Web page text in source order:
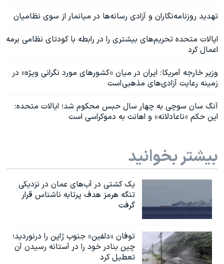
تهدید روزنامه‌نگاران و آزادی رسانه‌ها در میانمار از سوی نظامیان
ایالات متحده تحریم‌‌های بیشتری را در رابطه با کودتای نظامی برمه
اعمال کرد
وزیر خارجه آمریکا: ایران در میان «کشورهای مورد نگرانی ویژه» در
زمینه رعایت آزادی‌های مذهبی است
آنگ سان سوچی به چهار سال حبس محکوم شد؛ ایالات متحده:
این حکم «ناعادلانه» و اهانت به دموکراسی است
بیشتر بخوانید
یک کشتی در آب‌های عمان در نزدیکی
تنگه هرمز هدف پرتابه ناشناس قرار
گرفت
توفان «دلفین» جنوب ژاپن را درنوردید؛
چین بنادر خود را در آستانه رسیدن آن
تعطیل کرد